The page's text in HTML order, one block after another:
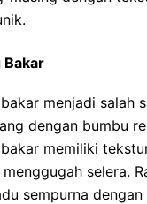
Bakar
menjadi salah
dengan bumbu
memiliki
selera.
sempurna